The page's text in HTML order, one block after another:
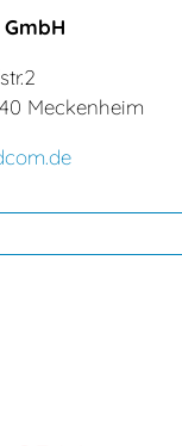
Meckenheim